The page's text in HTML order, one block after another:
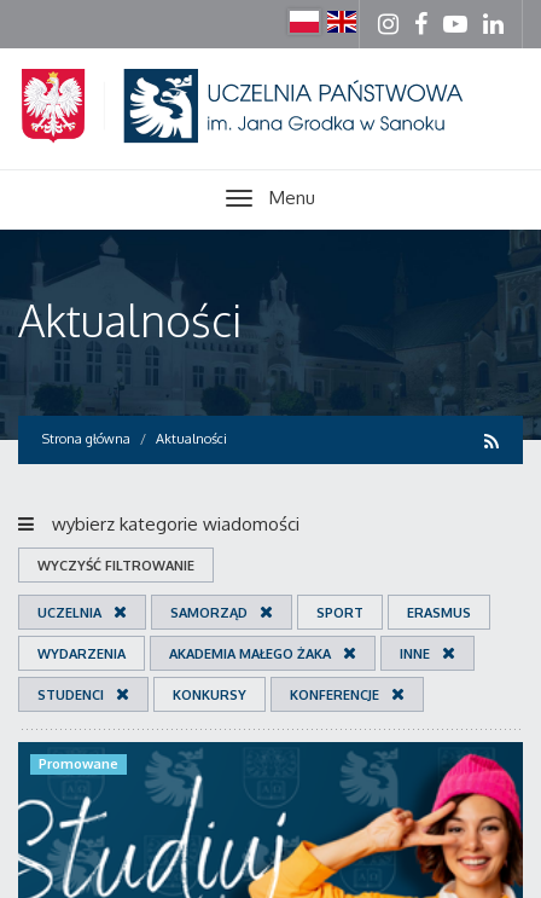
Menu
Aktualności
Strona główna Aktualności
wybierz kategorie wiadomości
WYCZYŚĆ FILTROWANIE
UCZELNIA SAMORZĄD SPORT ERASMUS
WYDARZENIA AKADEMIA MAŁEGO ŻAKA INNE
STUDENCI KONKURSY KONFERENCJE
Promowane